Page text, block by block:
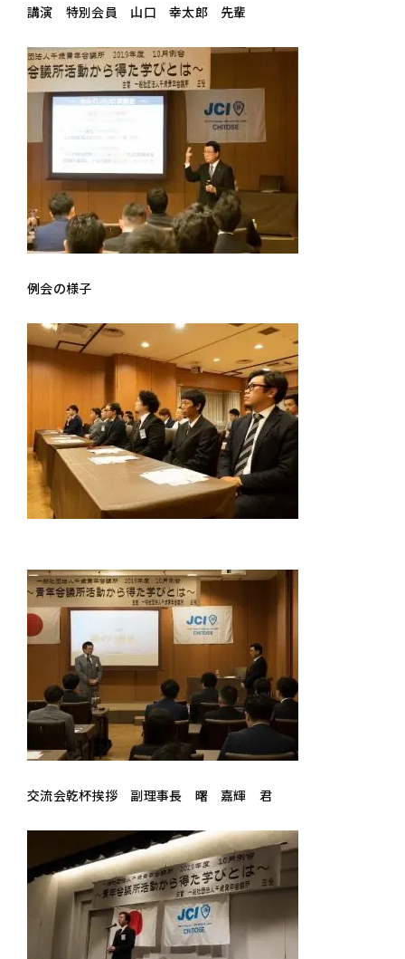
講演 特別会員 山口 幸太郎 先輩
例会の様子
交流会乾杯挨拶 副理事長 曙 嘉輝 君